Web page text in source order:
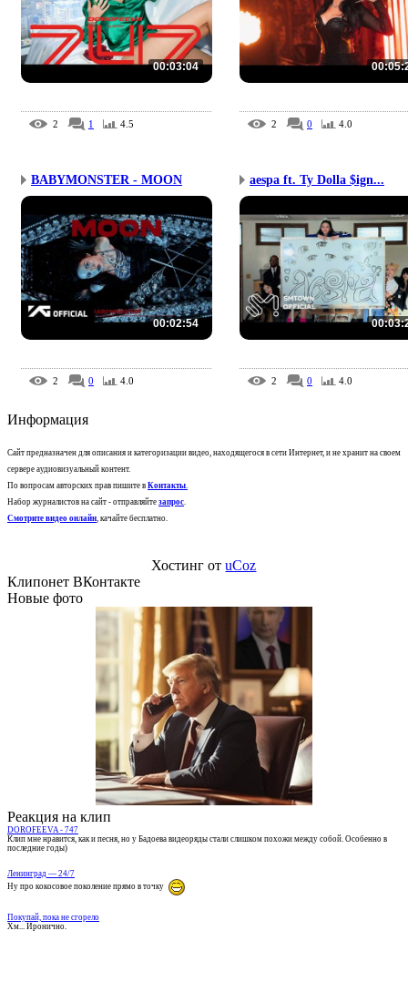
00:03:04
2 1 4.5 2 0 4.0
BABYMONSTER - MOON
00:02:54
2 0 4.0
aespa ft. Ty Dolla $ign...
2 0 4.0
Информация
Сайт предназначен для описания и категоризации видео, находящегося в сети Интернет, и не хранит на своем
сервере аудиовизуальный контент.
По вопросам авторских прав пишите в Контакты.
Набор журналистов на сайт - отправляйте запрос.
Смотрите видео онлайн, качайте бесплатно.
Хостинг отuCoz
Клипонет ВКонтакте
Новые фото
Реакция на клип
DOROFEEVA - 747
Клип мне нравится, как и песня, но у Бадоева видеоряды стали слишком похожи между собой. Особенно в
последние годы)
Ленинград — 24/7
Ну про кокосовое поколение прямо в точку
Покупай, пока не сгорело
Хм... Иронично.